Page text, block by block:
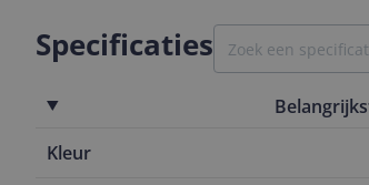
Specificaties
Kleur